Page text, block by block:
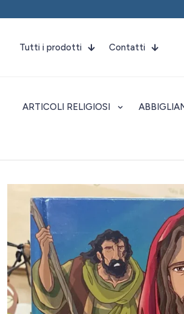
Tutti i prodotti Contatti
ARTICOLI RELIGIOSI